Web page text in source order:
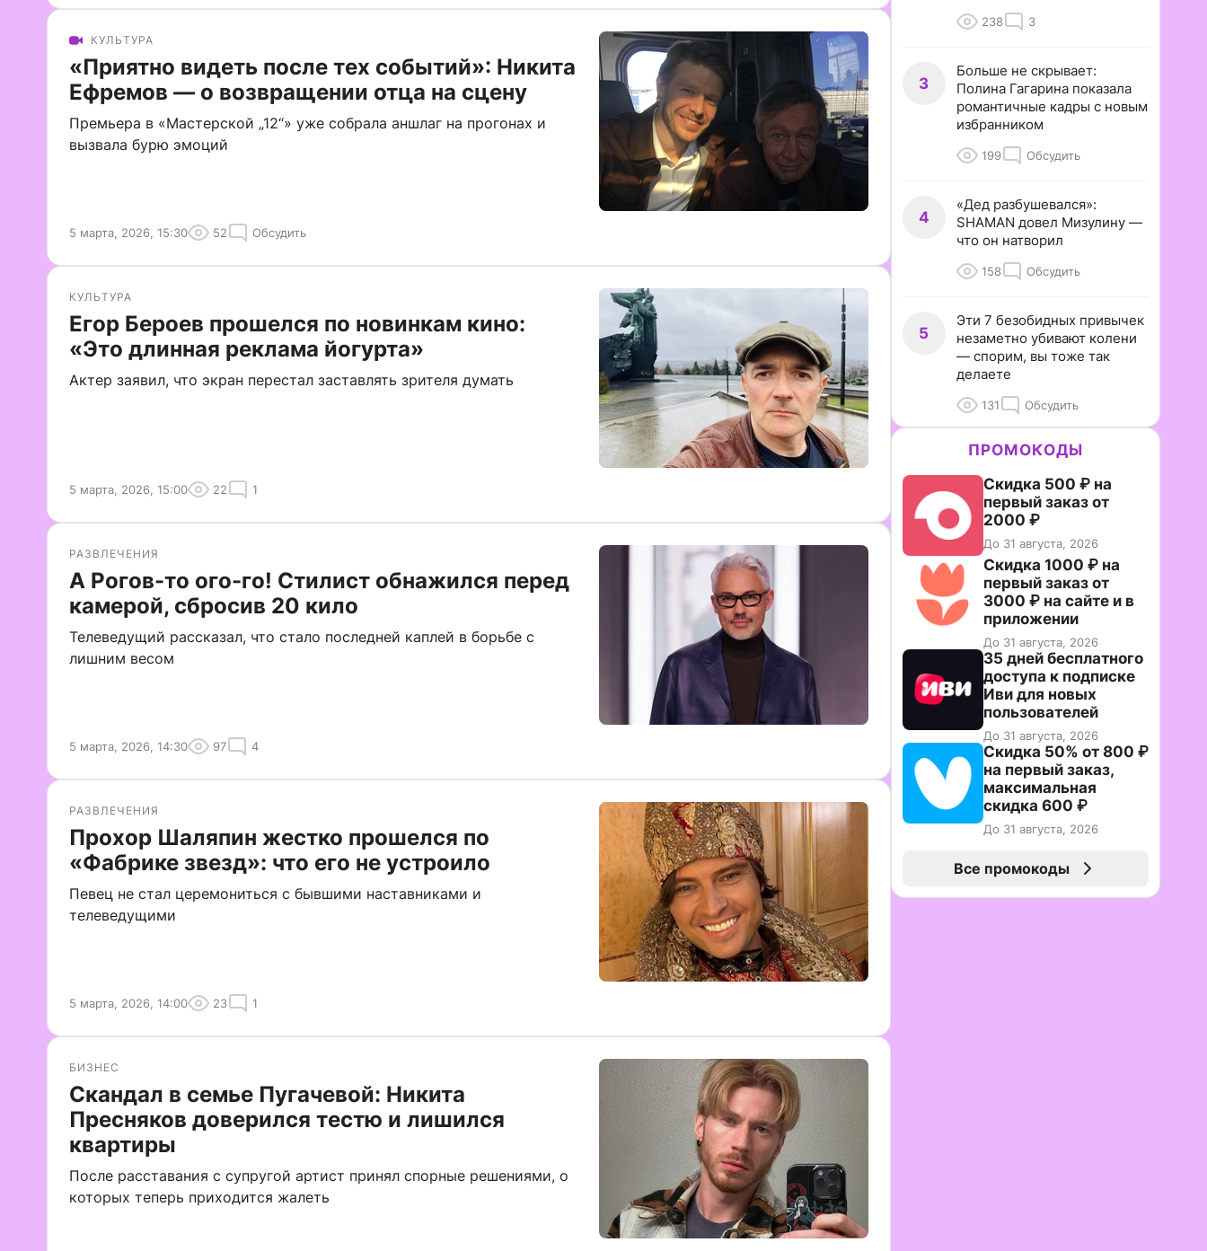
КУЛЬТУРА
«Приятно видеть после тех событий»: Никита
Ефремов — о возвращении отца на сцену
Премьера в «Мастерской „12“» уже собрала аншлаг на прогонах и
вызвала бурю эмоций
5 марта, 2026, 15:30 52 Обсудить
КУЛЬТУРА
Егор Бероев прошелся по новинкам кино:
«Это длинная реклама йогурта»
Актер заявил, что экран перестал заставлять зрителя думать
5 марта, 2026, 15:00 22 1
РАЗВЛЕЧЕНИЯ
А Рогов-то ого-го! Стилист обнажился перед
камерой, сбросив 20 кило
Телеведущий рассказал, что стало последней каплей в борьбе с
лишним весом
5 марта, 2026, 14:30 97 4
РАЗВЛЕЧЕНИЯ
Прохор Шаляпин жестко прошелся по
«Фабрике звезд»: что его не устроило
Певец не стал церемониться с бывшими наставниками и
телеведущими
5 марта, 2026, 14:00 23 1
БИЗНЕС
Скандал в семье Пугачевой: Никита
Пресняков доверился тестю и лишился
квартиры
После расставания с супругой артист принял спорные решениями, о
которых теперь приходится жалеть
238 3
3
Больше не скрывает:
Полина Гагарина показала
романтичные кадры с новым
избранником
199 Обсудить
4
«Дед разбушевался»:
SHAMAN довел Мизулину —
что он натворил
158 Обсудить
5
Эти 7 безобидных привычек
незаметно убивают колени
— спорим, вы тоже так
делаете
131 Обсудить
ПРОМОКОДЫ
Скидка 500 ₽ на
первый заказ от
2000 ₽
До 31 августа, 2026
Скидка 1000 ₽ на
первый заказ от
3000 ₽ на сайте и в
приложении
До 31 августа, 2026
35 дней бесплатного
доступа к подписке
Иви для новых
пользователей
До 31 августа, 2026
Скидка 50% от 800 ₽
на первый заказ,
максимальная
скидка 600 ₽
До 31 августа, 2026
Все промокоды